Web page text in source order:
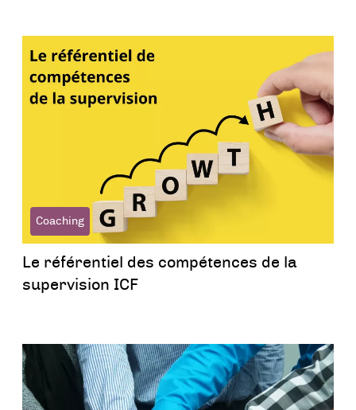
Coaching
Le référentiel des compétences de la
supervision ICF